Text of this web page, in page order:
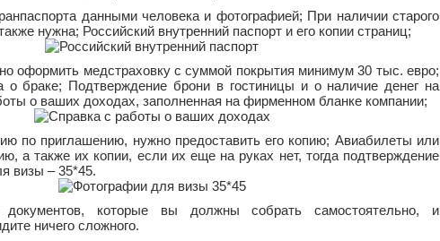
данными человека и фотографией; При наличии старого
нужна; Российский внутренний паспорт и его копии страниц;
оформить медстраховку с суммой покрытия минимум 30 тыс. евро;
о браке; Подтверждение брони в гостиницы и о наличие денег на
о ваших доходах, заполненная на фирменном бланке компании;
по приглашению, нужно предоставить его копию; Авиабилеты или
а также их копии, если их еще на руках нет, тогда подтверждение
визы – 35*45.
которые вы должны собрать самостоятельно, и
ничего сложного.